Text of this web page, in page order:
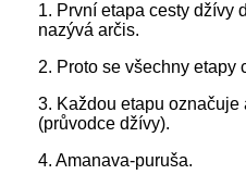
1. První etapa cesty džívy
nazývá arčis.
2. Proto se všechny etapy
3. Každou etapu označuje
(průvodce džívy).
4. Amanava-puruša.